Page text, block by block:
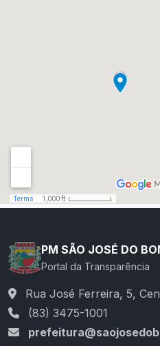
PM SÃO JOSÉ DO
Portal da Transparência
Rua José Ferreira, 5,
(83) 3475-1001